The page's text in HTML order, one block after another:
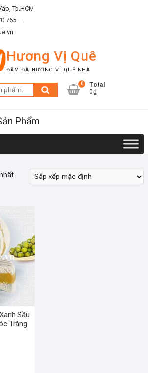
Tp.HCM
–
Hương Vị Quê
ĐẬM ĐÀ HƯƠNG VỊ QUÊ NHÀ
Tìm
kiếm:
0
Total
0₫
Phẩm
Sầu
Trăng